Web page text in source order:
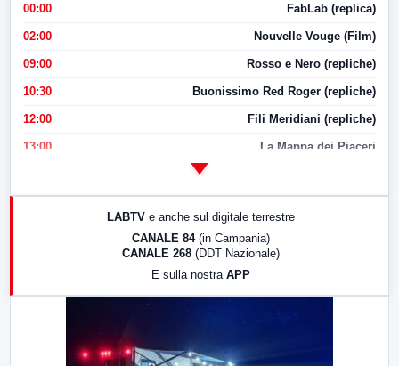
00:00 FabLab (replica)
02:00 Nouvelle Vouge (Film)
09:00 Rosso e Nero (repliche)
10:30 Buonissimo Red Roger (repliche)
12:00 Fili Meridiani (repliche)
13:00 La Mappa dei Piaceri
17:00 LabNews (replica)
LABTV e anche sul digitale terrestre
CANALE 84 (in Campania)
CANALE 268 (DDT Nazionale)
E sulla nostra APP